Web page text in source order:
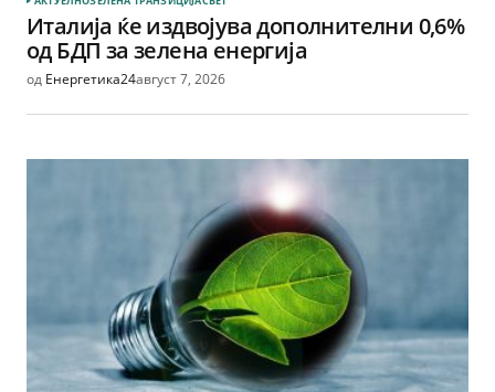
Италија ќе издвојува дополнителни 0,6%
од БДП за зелена енергија
од Енергетика24август 7, 2026